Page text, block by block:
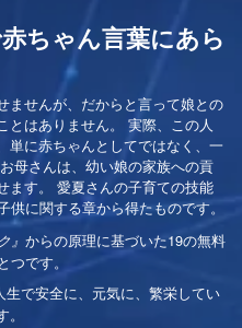
ちゃん言葉にあら
ませんが、だからと言って娘との
とはありません。 実際、この人
単に赤ちゃんとしてではなく、一
母さんは、幼い娘の家族への貢
ます。 愛夏さんの子育ての技能
供に関する章から得たものです。
』 からの原理に基づいた19の無料
です。
生で安全に、元気に、繁栄してい